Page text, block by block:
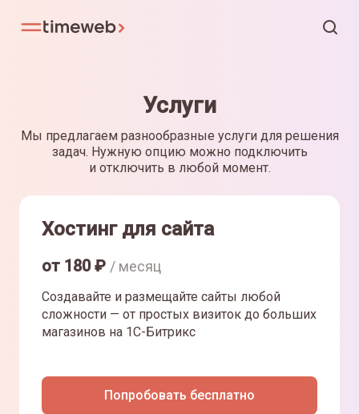
Услуги
Мы предлагаем разнообразные услуги для решения
задач. Нужную опцию можно подключить
и отключить в любой момент.
Хостинг для сайта
от 180₽ / месяц
Создавайте и размещайте сайты любой
сложности — от простых визиток до больших
магазинов на 1С-Битрикс
Попробовать бесплатно